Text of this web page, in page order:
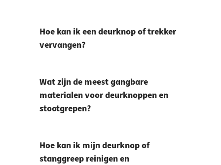
Hoe kan ik een deurknop of trekker
vervangen?
Wat zijn de meest gangbare
materialen voor deurknoppen en
stootgrepen?
Hoe kan ik mijn deurknop of
stanggreep reinigen en